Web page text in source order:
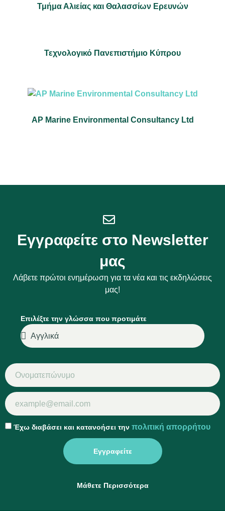
Τμήμα Αλιείας και Θαλασσίων Ερευνών
Τεχνολογικό Πανεπιστήμιο Κύπρου
AP Marine Environmental Consultancy Ltd
Εγγραφείτε στο Newsletter
μας
Λάβετε πρώτοι ενημέρωση για τα νέα και τις εκδηλώσεις
μας!
Επιλέξτε την γλώσσα που προτιμάτε
Έχω διαβάσει και κατανοήσει την πολιτική απορρήτου
Εγγραφείτε
Μάθετε Περισσότερα